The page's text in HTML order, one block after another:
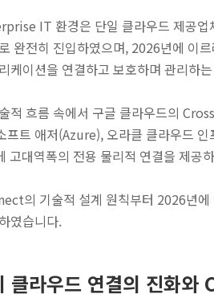
IT 환경은 단일 클라우드 제공업
완전히 진입하였으며, 2026년에 이
케이션을 연결하고 보호하며 관리하
적 흐름 속에서 구글 클라우드의
프트 애저(Azure), 오라클 클라우드
고대역폭의 전용 물리적 연결을 제공
의 기술적 설계 원칙부터 2026년에
였습니다.
클라우드 연결의 진화